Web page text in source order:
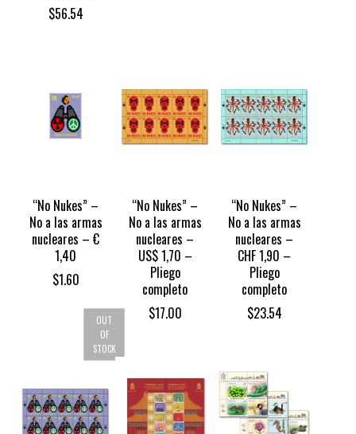
$56.54
“No Nukes” –
No a las armas
nucleares – €
1,40
$1.60
“No Nukes” –
No a las armas
nucleares –
US$ 1,70 –
Pliego
completo
$17.00
“No Nukes” –
No a las armas
nucleares –
CHF 1,90 –
Pliego
completo
$23.54
OUT
OF
STOCK